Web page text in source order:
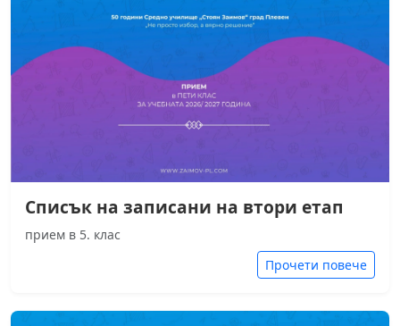
Списък на записани на втори етап
прием в 5. клас
Прочети повече